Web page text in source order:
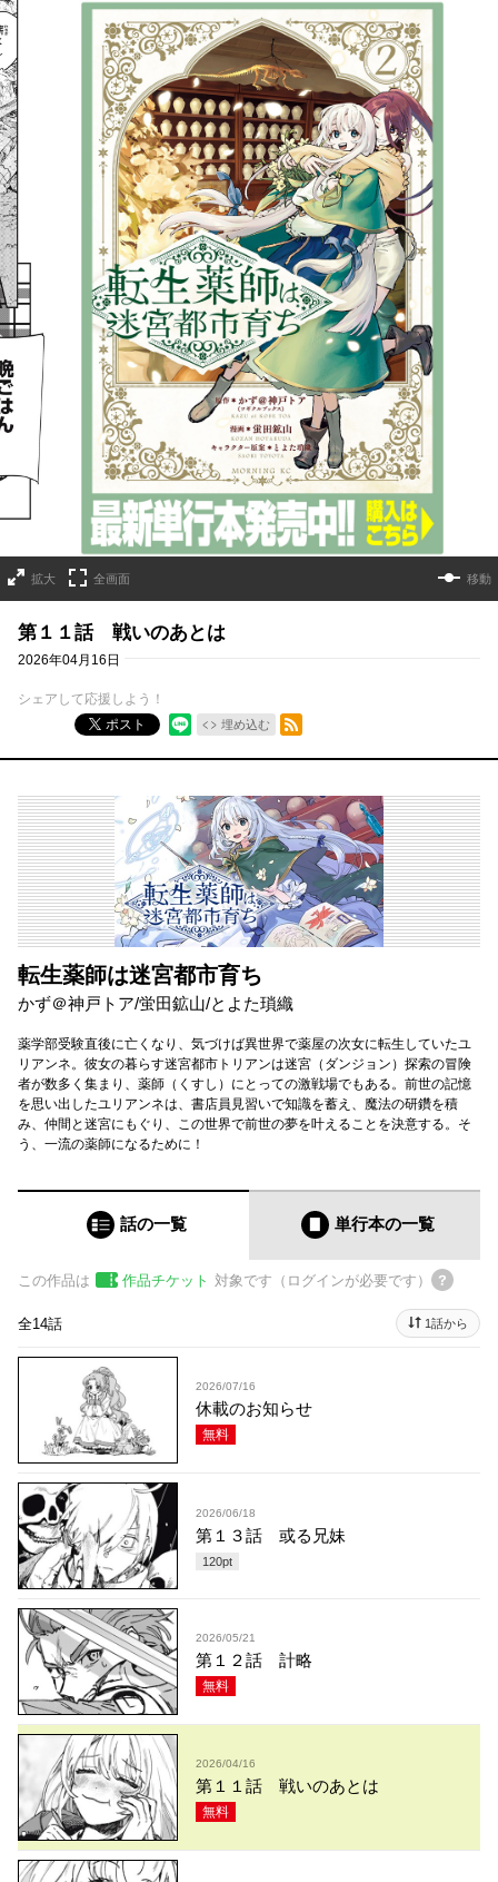
詳細ページへのリンク
拡大 全画面 移動
第１１話 戦いのあとは
2026年04月16日
シェアして応援しよう！
ポスト
埋め込む
RSSフィード
転生薬師は迷宮都市育ち
かず＠神戸トア/蛍田鉱山/とよた瑣織
薬学部受験直後に亡くなり、気づけば異世界で薬屋の次女に転生していたユ
リアンネ。彼女の暮らす迷宮都市トリアンは迷宮（ダンジョン）探索の冒険
者が数多く集まり、薬師（くすし）にとっての激戦場でもある。前世の記憶
を思い出したユリアンネは、書店員見習いで知識を蓄え、魔法の研鑽を積
み、仲間と迷宮にもぐり、この世界で前世の夢を叶えることを決意する。そ
う、一流の薬師になるために！
話の一覧 単行本の一覧
この作品は 作品チケット 対象です（ログインが必要です）
全14話 1話から
2026/07/16
休載のお知らせ
無料
2026/06/18
第１３話 或る兄妹
120pt
2026/05/21
第１２話 計略
無料
2026/04/16
第１１話 戦いのあとは
無料